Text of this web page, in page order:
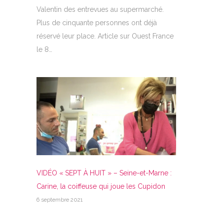
Valentin des entrevues au supermarché.
Plus de cinquante personnes ont déjà
réservé leur place. Article sur Ouest France
le 8…
VIDÉO « SEPT À HUIT » – Seine-et-Marne :
Carine, la coiffeuse qui joue les Cupidon
6 septembre 2021